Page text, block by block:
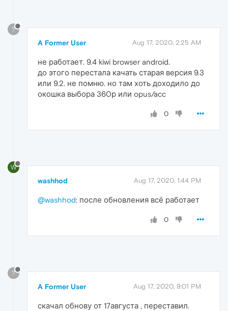
?
A Former User Aug 17, 2020, 2:25 AM
не работает. 9.4 kiwi browser android.
до этого перестала качать старая версия 9.3
или 9.2. не помню. но там хоть доходило до
окошка выбора 360р или opus/acc
0
W
washhod Aug 17, 2020, 1:44 PM
@washhod: после обновления всё работает
0
?
A Former User Aug 17, 2020, 9:01 PM
скачал обнову от 17августа , переставил.